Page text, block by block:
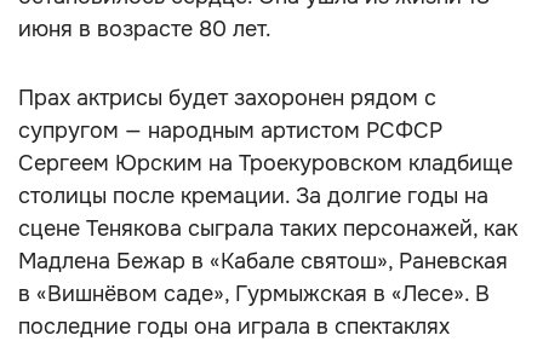
июня в возрасте 80 лет.
Прах актрисы будет захоронен рядом с
супругом — народным артистом РСФСР
Сергеем Юрским на Троекуровском кладбище
столицы после кремации. За долгие годы на
сцене Тенякова сыграла таких персонажей, как
Мадлена Бежар в «Кабале святош», Раневская
в «Вишнёвом саде», Гурмыжская в «Лесе». В
последние годы она играла в спектаклях